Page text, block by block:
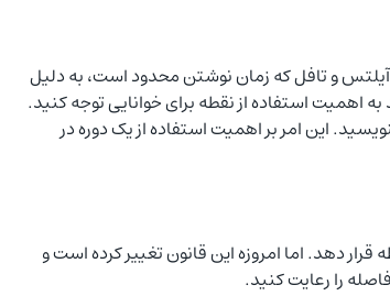
آیلتس و تافل که زمان نوشتن محدود است، به دلیل
اهمیت استفاده از نقطه برای خوانایی توجه کنید.
این امر بر اهمیت استفاده از یک دوره در
دهد. اما امروزه این قانون تغییر کرده است و
را رعایت کنید.